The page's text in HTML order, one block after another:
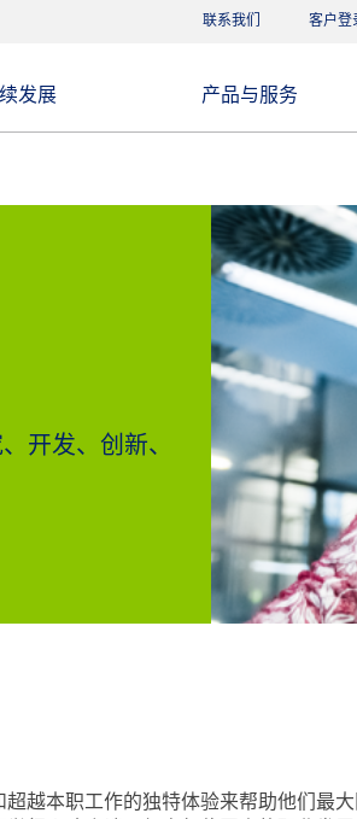
联系我们 客户登
发展 产品与服务
开发、创新、
越本职工作的独特体验来帮助他们最